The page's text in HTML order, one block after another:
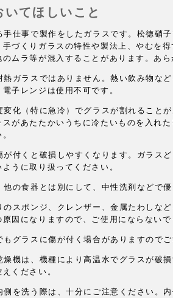
いてほしいこと
手仕事で製作をしたガラスです。松徳硝
手づくりガラスの特性や製法上、やむを得
ムラ等が混入することがあります。あら
熱ガラスではありません。熱い飲み物な
電子レンジは使用不可です。
変化（特に急冷）でグラスが割れること
スがあたたかいうちに冷たいものを入れ
が付くと破損しやすくなります。ガラス
うに取り扱ってください。
他の食器とは別にして、中性洗剤などで
のスポンジ、クレンザー、金属たわしな
因になりますので、ご使用にならないで
もグラスに傷が付く場合がありますのでご
燥機は、機種により高温水でグラスが破
ください。
側を洗う際は、十分にご注意ください。